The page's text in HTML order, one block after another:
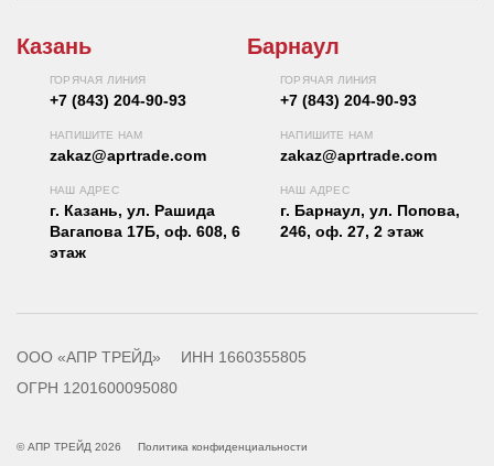
Казань
ГОРЯЧАЯ ЛИНИЯ
+7 (843) 204-90-93
НАПИШИТЕ НАМ
zakaz@aprtrade.com
НАШ АДРЕС
г. Казань, ул. Рашида
Вагапова 17Б, оф. 608, 6
этаж
Барнаул
ГОРЯЧАЯ ЛИНИЯ
+7 (843) 204-90-93
НАПИШИТЕ НАМ
zakaz@aprtrade.com
НАШ АДРЕС
г. Барнаул, ул. Попова,
246, оф. 27, 2 этаж
ООО «АПР ТРЕЙД»
ИНН 1660355805
ОГРН 1201600095080
© АПР ТРЕЙД 2026 Политика конфиденциальности